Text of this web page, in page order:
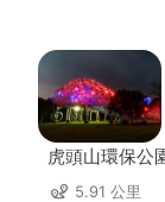
虎頭山環保公
5.91 公里